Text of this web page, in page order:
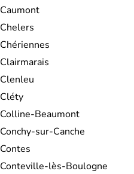
Caumont
Chelers
Chériennes
Clairmarais
Clenleu
Cléty
Colline-Beaumont
Conchy-sur-Canche
Contes
Conteville-lès-Boulogne